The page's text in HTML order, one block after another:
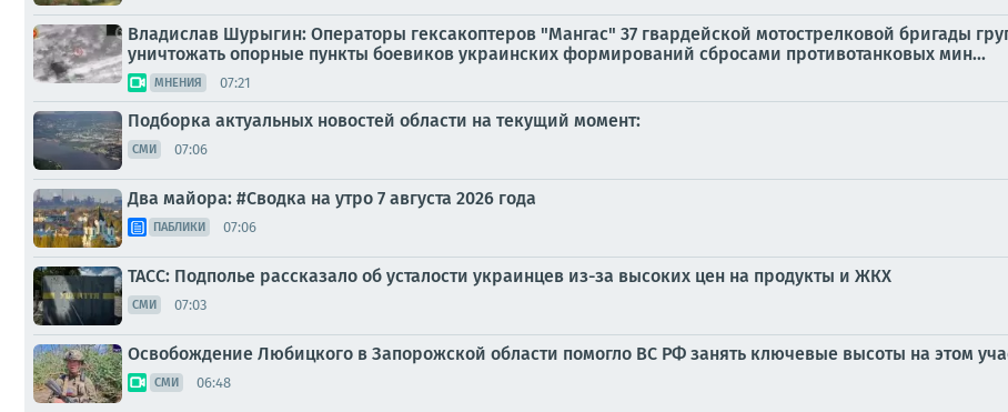
Владислав Шурыгин: Операторы гексакоптеров "Мангас" 37 гвардейской мотострелковой бригады
уничтожать опорные пункты боевиков украинских формирований сбросами противотанковых мин...
МНЕНИЯ 07:21
Подборка актуальных новостей области на текущий момент:
СМИ 07:06
Два майора: #Сводка на утро 7 августа 2026 года
ПАБЛИКИ 07:06
ТАСС: Подполье рассказало об усталости украинцев из-за высоких цен на продукты и ЖКХ
СМИ 07:03
Освобождение Любицкого в Запорожской области помогло ВС РФ занять ключевые высоты на этом
СМИ 06:48